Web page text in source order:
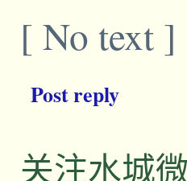
[ No text ]
Post reply
关注水城